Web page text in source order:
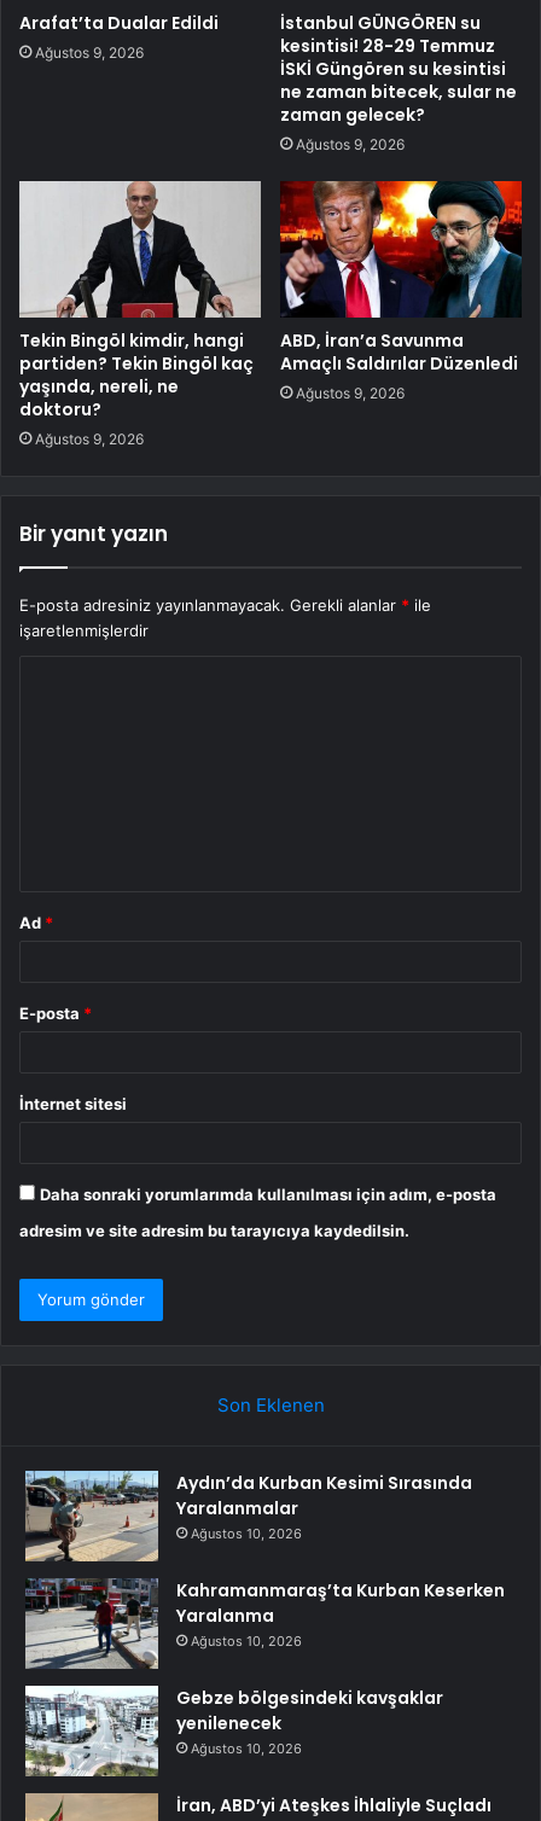
Arafat’ta Dualar Edildi
Ağustos 9, 2026
İstanbul GÜNGÖREN su
kesintisi! 28-29 Temmuz
İSKİ Güngören su kesintisi
ne zaman bitecek, sular ne
zaman gelecek?
Ağustos 9, 2026
Tekin Bingöl kimdir, hangi
partiden? Tekin Bingöl kaç
yaşında, nereli, ne
doktoru?
Ağustos 9, 2026
ABD, İran’a Savunma
Amaçlı Saldırılar Düzenledi
Ağustos 9, 2026
Bir yanıt yazın
E-posta adresiniz yayınlanmayacak. Gerekli alanlar * ile
işaretlenmişlerdir
Ad *
E-posta *
İnternet sitesi
Daha sonraki yorumlarımda kullanılması için adım, e-posta
adresim ve site adresim bu tarayıcıya kaydedilsin.
Son Eklenen
Aydın’da Kurban Kesimi Sırasında
Yaralanmalar
Ağustos 10, 2026
Kahramanmaraş’ta Kurban Keserken
Yaralanma
Ağustos 10, 2026
Gebze bölgesindeki kavşaklar
yenilenecek
Ağustos 10, 2026
İran, ABD’yi Ateşkes İhlaliyle Suçladı